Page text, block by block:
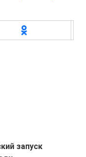
запуск